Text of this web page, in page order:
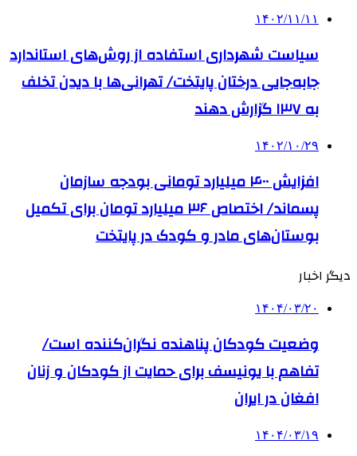
۱۴۰۲/۱۱/۱۱
سیاست شهرداری استفاده از روش‌های استاندارد
جابه‌جایی درختان پایتخت/ تهرانی‌ها با دیدن تخلف
به ۱۳۷ گزارش دهند
۱۴۰۲/۱۰/۲۹
افزایش ۴۰۰ میلیارد تومانی بودجه سازمان
پسماند/ اختصاص ۳۶ میلیارد تومان برای تکمیل
بوستان‌های مادر و کودک در پایتخت
دیگر اخبار
۱۴۰۴/۰۳/۲۰
وضعیت کودکان پناهنده نگران‌کننده است/
تفاهم با یونیسف برای حمایت از کودکان و زنان
افغان در ایران
۱۴۰۴/۰۳/۱۹